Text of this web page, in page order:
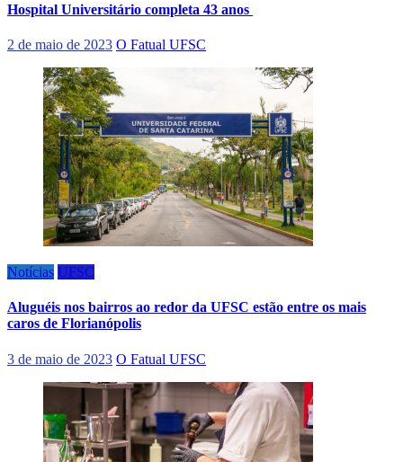
Hospital Universitário completa 43 anos
2 de maio de 2023 O Fatual UFSC
Notícias UFSC
Aluguéis nos bairros ao redor da UFSC estão entre os mais
caros de Florianópolis
3 de maio de 2023 O Fatual UFSC